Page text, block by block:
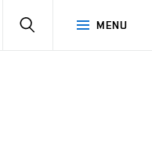
MENU